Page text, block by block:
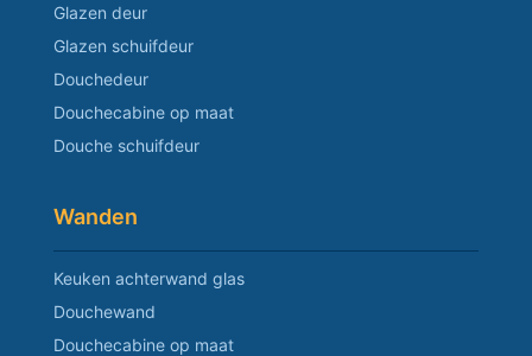
Glazen deur
Glazen schuifdeur
Douchedeur
Douchecabine op maat
Douche schuifdeur
Wanden
Keuken achterwand glas
Douchewand
Douchecabine op maat